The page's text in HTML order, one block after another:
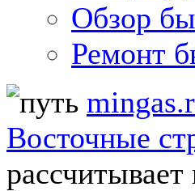
Обзор
Ремонт
Восточные